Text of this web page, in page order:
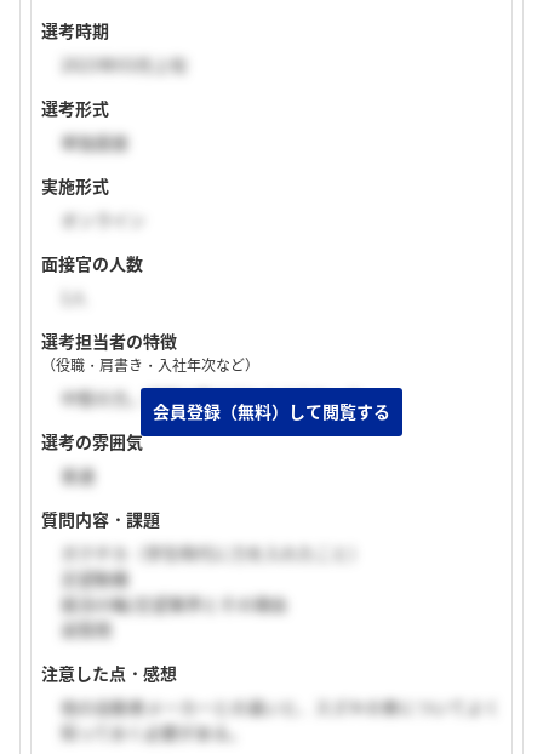
選考時期
2023年03月上旬
選考形式
単独面接
実施形式
オンライン
面接官の人数
選考担当者の特徴
（役職・肩書き・入社年次など）
中堅の方。詳細は教えてもらえなかった。
選考の雰囲気
普通
質問内容・課題
ガクチカ（学生時代に力を入れたこと）
志望動機
就活の軸/志望業界とその理由
逆質問
注意した点・感想
他の自動車メーカーとの違いと、スズキの車についてよく
知っておく必要がある。